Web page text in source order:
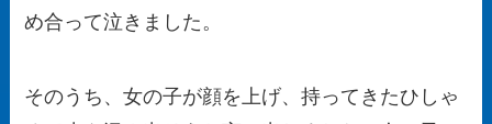
め合って泣きました。
そのうち、女の子が顔を上げ、持ってきたひしゃ